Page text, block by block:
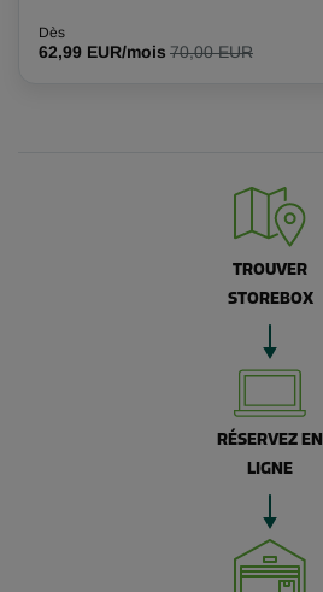
Dès
62,99 EUR/mois 70,00 EUR
TROUVER
STOREBOX
RÉSERVEZ EN
LIGNE